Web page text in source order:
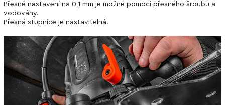
Přesné nastavení na 0,1 mm je možné pomocí přesného šroubu a
vodováhy.
Přesná stupnice je nastavitelná.